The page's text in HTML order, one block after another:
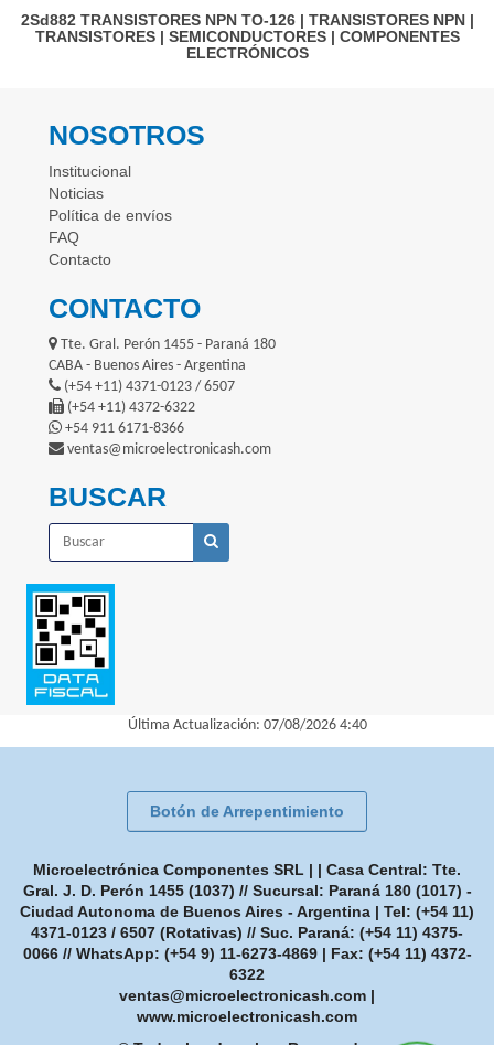
2Sd882 TRANSISTORES NPN TO-126| TRANSISTORES NPN|
TRANSISTORES| SEMICONDUCTORES| COMPONENTES
ELECTRÓNICOS
NOSOTROS
Institucional
Noticias
Política de envíos
FAQ
Contacto
CONTACTO
Tte. Gral. Perón 1455 - Paraná 180
CABA - Buenos Aires - Argentina
(+54 +11) 4371-0123 / 6507
(+54 +11) 4372-6322
+54 911 6171-8366
ventas@microelectronicash.com
BUSCAR
Última Actualización: 07/08/2026 4:40
Botón de Arrepentimiento
Microelectrónica Componentes SRL | | Casa Central: Tte.
Gral. J. D. Perón 1455 (1037) // Sucursal: Paraná 180 (1017) -
Ciudad Autonoma de Buenos Aires - Argentina | Tel: (+54 11)
4371-0123 / 6507 (Rotativas) // Suc. Paraná: (+54 11) 4375-
0066 // WhatsApp: (+54 9) 11-6273-4869| Fax: (+54 11) 4372-
6322
ventas@microelectronicash.com |
www.microelectronicash.com